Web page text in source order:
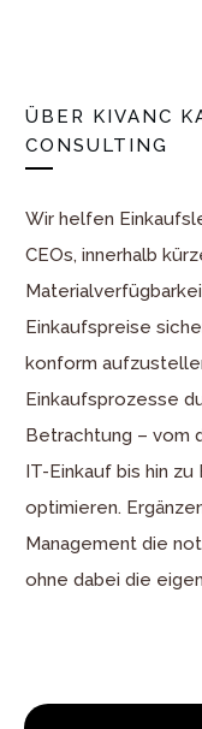
ÜBER KIVANC
CONSULTING
Wir helfen
CEOs, innerhalb
Einkaufspreise
konform
Einkaufsprozesse
Betrachtung – vom
IT-Einkauf bis hin
optimieren.
Management die
ohne dabei die